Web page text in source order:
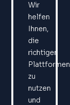
Wir
helfen
Ihnen,
die
richtigen
Plattformen
zu
nutzen
und